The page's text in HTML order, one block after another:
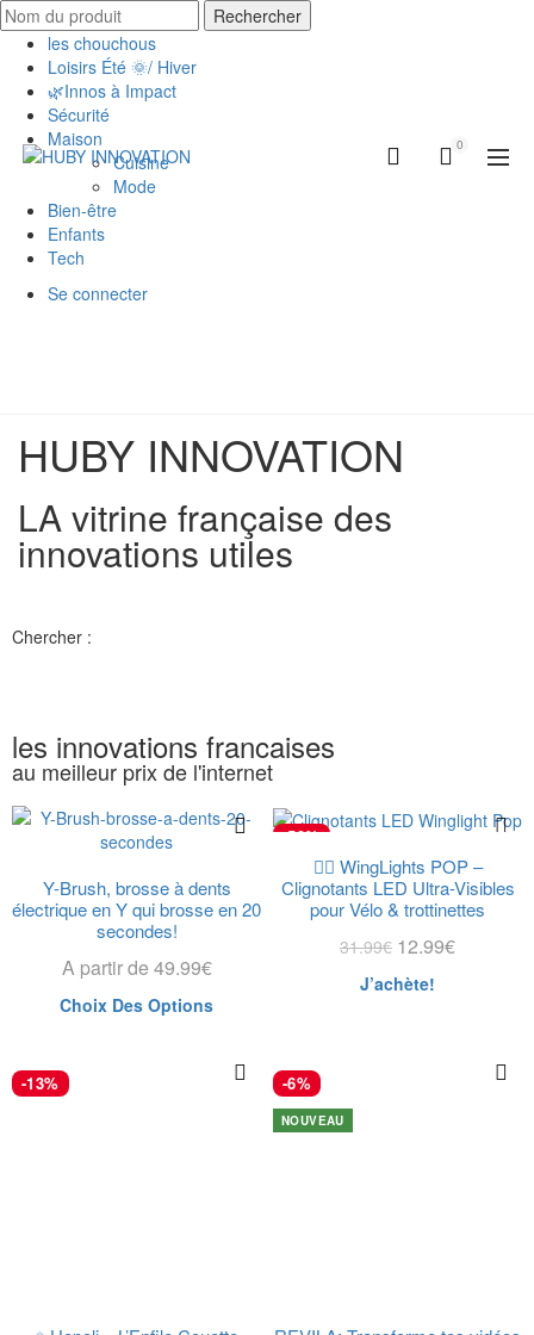
Rechercher
les chouchous
Loisirs Été 🌞/ Hiver
🌿Innos à Impact
Sécurité
Maison
Cuisine
Mode
Bien-être
Enfants
Tech
Se connecter
0
HUBY INNOVATION
LA vitrine française des
innovations utiles
Chercher :
les innovations francaises
au meilleur prix de l'internet
Y-Brush, brosse à dents
électrique en Y qui brosse en 20
secondes!
A partir de 49.99€
Choix Des Options
-59%
🚴‍♂️ WingLights POP –
Clignotants LED Ultra-Visibles
pour Vélo & trottinettes
31.99€ 12.99€
J’achète!
-13% -6%
NOUVEAU